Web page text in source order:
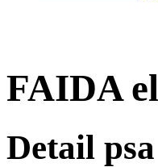
FAIDA
Detail psa